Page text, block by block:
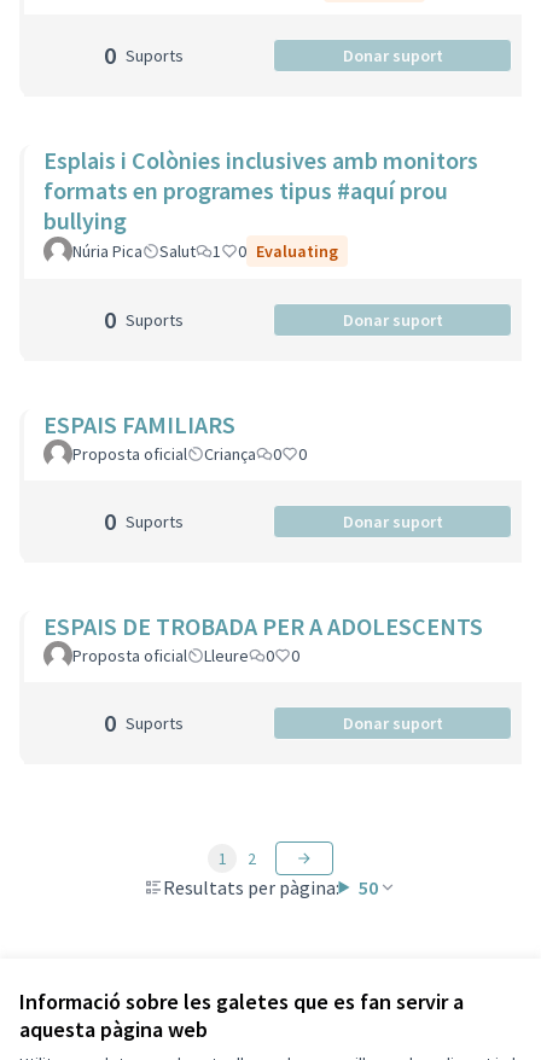
Informació sobre les galetes que es fan servir a
aquesta pàgina web
0 Suports Donar suport
Esplais i Colònies inclusives amb monitors
formats en programes tipus #aquí prou
bullying
Núria Pica Salut 1 0 Evaluating
0 Suports Donar suport
ESPAIS FAMILIARS
Proposta oficial Criança 0 0
0 Suports Donar suport
ESPAIS DE TROBADA PER A ADOLESCENTS
Proposta oficial Lleure 0 0
0 Suports Donar suport
Resultats per pàgina: 50
1 2
Veure totes les propostes retirades